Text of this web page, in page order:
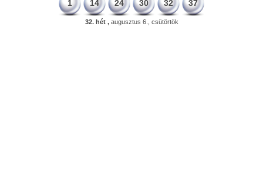
1 14 24 30 32 37
32. hét ,augusztus 6., csütörtök